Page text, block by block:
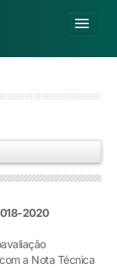
2020
a Nota Técnica